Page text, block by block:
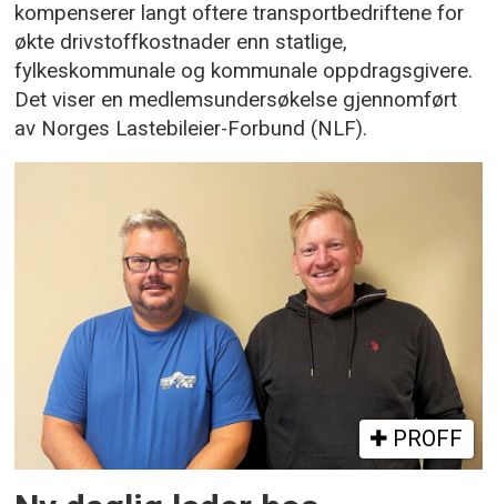
kompenserer langt oftere transportbedriftene for
økte drivstoffkostnader enn statlige,
fylkeskommunale og kommunale oppdragsgivere.
Det viser en medlemsundersøkelse gjennomført
av Norges Lastebileier-Forbund (NLF).
PROFF